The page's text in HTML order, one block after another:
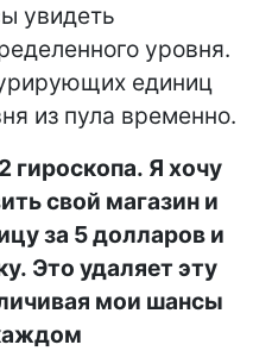
увидеть
уровня.
единиц
из пула временно.
гироскопа. Я хочу
свой магазин и
за 5 долларов и
Это удаляет эту
мои шансы